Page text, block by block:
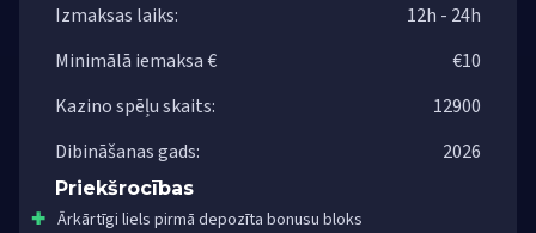
Izmaksas laiks:
12h - 24h
Minimālā iemaksa €
€10
Kazino spēļu skaits:
12900
Dibināšanas gads:
2026
Priekšrocības
Ārkārtīgi liels pirmā depozīta bonusu bloks